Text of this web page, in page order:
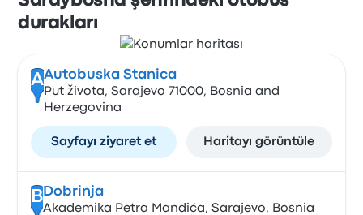
durakları
AAutobuska Stanica
Put života, Sarajevo 71000, Bosnia and
Herzegovina
Sayfayı ziyaret et Haritayı görüntüle
B Dobrinja
Akademika Petra Mandića, Sarajevo, Bosnia